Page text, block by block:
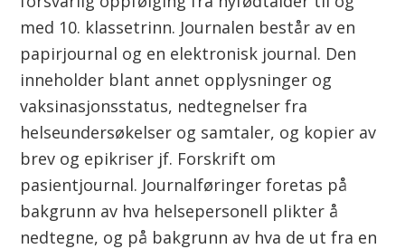
v
v
a
š
v
u
med 10. klassetrinn. Journalen består av en
papirjournal og en elektronisk journal. Den
inneholder blant annet opplysninger og
vaksinasjonsstatus, nedtegnelser fra
helseundersøkelser og samtaler, og kopier av
brev og epikriser jf. Forskrift om
pasientjournal. Journalføringer foretas på
bakgrunn av hva helsepersonell plikter å
nedtegne, og på bakgrunn av hva de ut fra en